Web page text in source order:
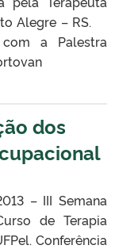
Alegre – RS.
com a Palestra
dos
– III Semana
de Terapia
Conferência